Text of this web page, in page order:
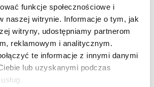
funkcje społecznościowe i
naszej witrynie. Informacje o tym, jak
witryny, udostępniamy partnerom
reklamowym i analitycznym.
te informacje z innymi danymi
lub uzyskanymi podczas